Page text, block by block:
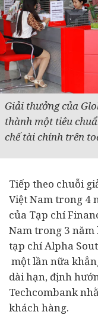
Giải thưởng của
thành một tiêu
chế tài chính trên
Tiếp theo chuỗi
Việt Nam trong 4
của Tạp chí
Nam trong 3 năm
tạp chí Alpha
một lần nữa
dài hạn, định
Techcombank
khách hàng.